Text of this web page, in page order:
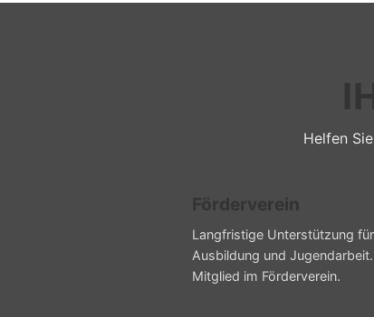
Helfen
Förderverein
Langfristige Unterstützung für
Ausbildung und
Mitglied im Förderverein.